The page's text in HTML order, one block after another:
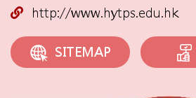
http://www.hytps.edu.hk
SITEMAP